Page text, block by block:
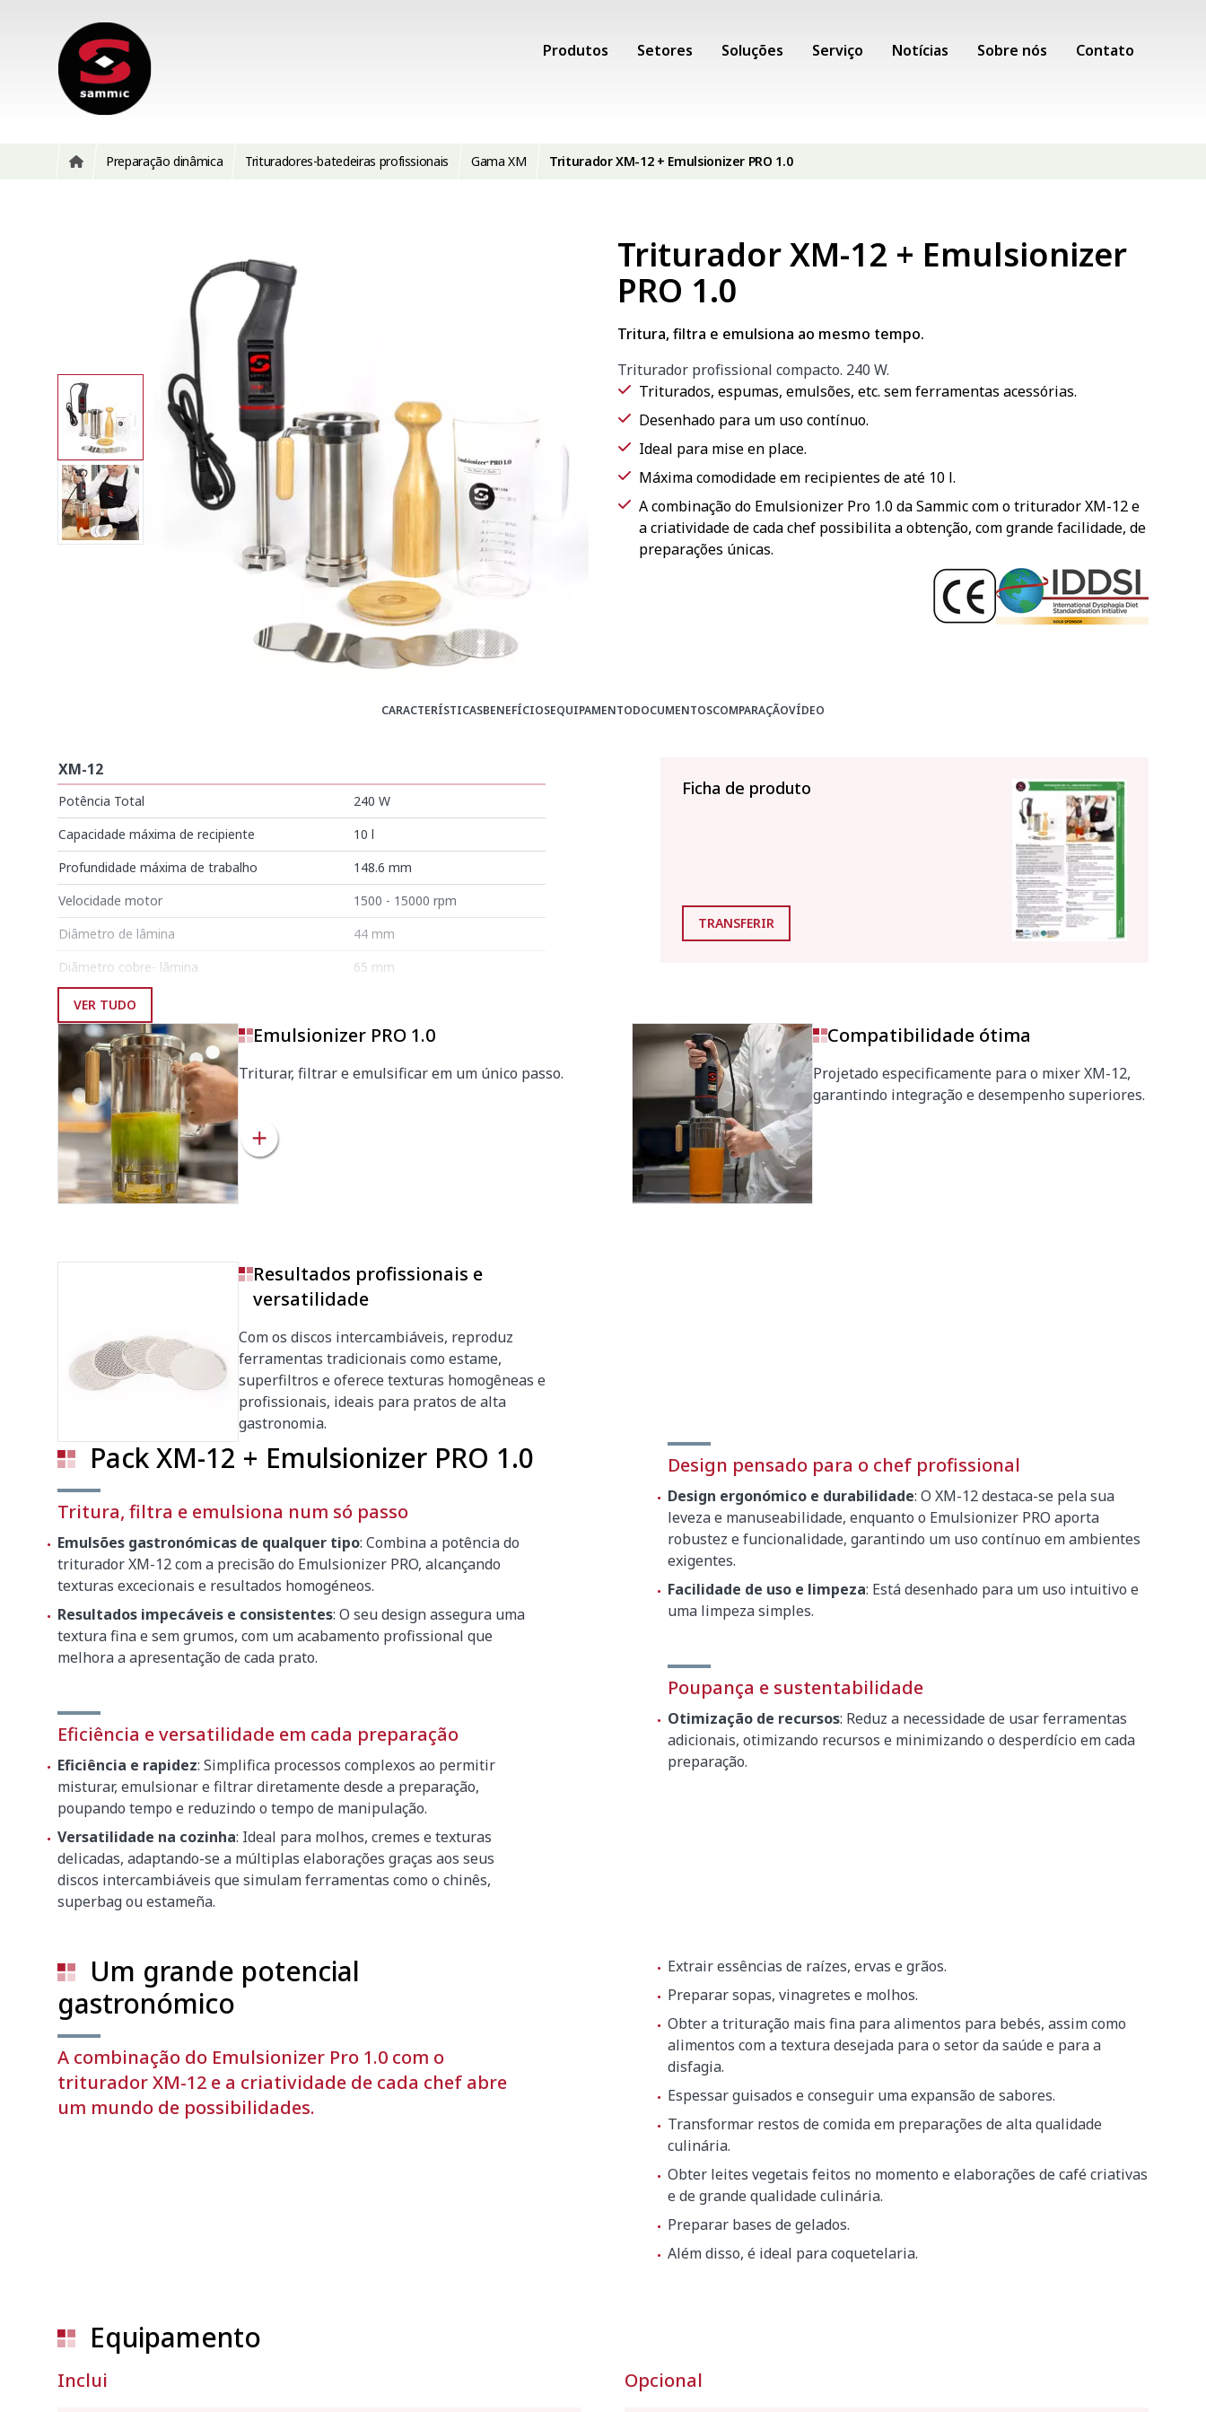
Produtos Setores Soluções Serviço Notícias Sobre nós Contato
Preparação dinâmica Trituradores-batedeiras profissionais Gama XM Triturador XM-12 + Emulsionizer PRO 1.0
Triturador XM-12 + Emulsionizer
PRO 1.0
Tritura, filtra e emulsiona ao mesmo tempo.
Triturador profissional compacto. 240 W.
Triturados, espumas, emulsões, etc. sem ferramentas acessórias.
Desenhado para um uso contínuo.
Ideal para mise en place.
Máxima comodidade em recipientes de até 10 l.
A combinação do Emulsionizer Pro 1.0 da Sammic com o triturador XM-12 e
a criatividade de cada chef possibilita a obtenção, com grande facilidade, de
preparações únicas.
CARACTERÍSTICASBENEFÍCIOSEQUIPAMENTODOCUMENTOSCOMPARAÇÃOVÍDEO
XM-12
Potência Total
240 W
Capacidade máxima de recipiente
10 l
Profundidade máxima de trabalho
148.6 mm
Velocidade motor
1500 - 15000 rpm
Diâmetro de lâmina
44 mm
Diâmetro cobre- lâmina
65 mm
Comprimento
Comprimento braço triturador
Comprimento total
448 mm
Peso líquido
Nível de ruído (1 m.)
70 mm
Altura do filtro
235 mm
Ø máximo da capa da lâmina
65 mm
Ø disco
80 mm
Discos incluídos
Tipos de discos incluídos
0 / 0.3 / 0.5 / 1 / 2 mm
Almofariz
Altura
250 mm
Altura do jarro
120 mm
Ø interno do jarro
110 - 90 mm
Quantidade máxima de produto
0.8 l
Dimensões da embalagem
VER TUDO
Ficha de produto
TRANSFERIR
Emulsionizer PRO 1.0
Triturar, filtrar e emulsificar em um único passo.
Compatibilidade ótima
Projetado especificamente para o mixer XM-12,
garantindo integração e desempenho superiores.
Resultados profissionais e
versatilidade
Com os discos intercambiáveis, reproduz
ferramentas tradicionais como estame,
superfiltros e oferece texturas homogêneas e
profissionais, ideais para pratos de alta
gastronomia.
Pack XM-12 + Emulsionizer PRO 1.0
Tritura, filtra e emulsiona num só passo
Emulsões gastronómicas de qualquer tipo: Combina a potência do
triturador XM-12 com a precisão do Emulsionizer PRO, alcançando
texturas excecionais e resultados homogéneos.
Resultados impecáveis e consistentes: O seu design assegura uma
textura fina e sem grumos, com um acabamento profissional que
melhora a apresentação de cada prato.
Eficiência e versatilidade em cada preparação
Eficiência e rapidez: Simplifica processos complexos ao permitir
misturar, emulsionar e filtrar diretamente desde a preparação,
poupando tempo e reduzindo o tempo de manipulação.
Versatilidade na cozinha: Ideal para molhos, cremes e texturas
delicadas, adaptando-se a múltiplas elaborações graças aos seus
discos intercambiáveis que simulam ferramentas como o chinês,
superbag ou estameña.
Design pensado para o chef profissional
Design ergonómico e durabilidade: O XM-12 destaca-se pela sua
leveza e manuseabilidade, enquanto o Emulsionizer PRO aporta
robustez e funcionalidade, garantindo um uso contínuo em ambientes
exigentes.
Facilidade de uso e limpeza: Está desenhado para um uso intuitivo e
uma limpeza simples.
Poupança e sustentabilidade
Otimização de recursos: Reduz a necessidade de usar ferramentas
adicionais, otimizando recursos e minimizando o desperdício em cada
preparação.
Um grande potencial
gastronómico
A combinação do Emulsionizer Pro 1.0 com o
triturador XM-12 e a criatividade de cada chef abre
um mundo de possibilidades.
Extrair essências de raízes, ervas e grãos.
Preparar sopas, vinagretes e molhos.
Obter a trituração mais fina para alimentos para bebés, assim como
alimentos com a textura desejada para o setor da saúde e para a
disfagia.
Espessar guisados e conseguir uma expansão de sabores.
Transformar restos de comida em preparações de alta qualidade
culinária.
Obter leites vegetais feitos no momento e elaborações de café criativas
e de grande qualidade culinária.
Preparar bases de gelados.
Além disso, é ideal para coquetelaria.
Equipamento
Inclui Opcional